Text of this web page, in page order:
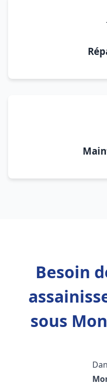
Besoin
sous